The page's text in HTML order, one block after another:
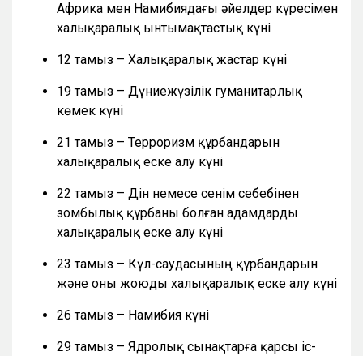
Африка мен Намибиядағы әйелдер күресімен
халықаралық ынтымақтастық күні
12 тамыз – Халықаралық жастар күні
19 тамыз – Дүниежүзілік гуманитарлық
көмек күні
21 тамыз – Терроризм құрбандарын
халықаралық еске алу күні
22 тамыз – Дін немесе сенім себебінен
зомбылық құрбаны болған адамдарды
халықаралық еске алу күні
23 тамыз – Күл-саудасының құрбандарын
және оны жоюды халықаралық еске алу күні
26 тамыз – Намибия күні
29 тамыз – Ядролық сынақтарға қарсы іс-